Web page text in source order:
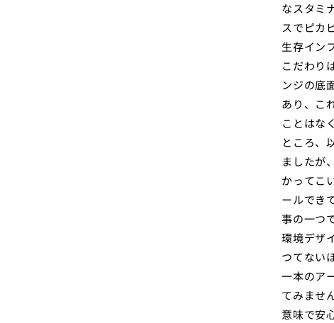
なスタミ
スでピカ
生存イン
こだわり
ンジの底
あり、こ
ことはな
ところ、
ましたが
かってこ
ールでき
事の一つ
環境デザ
つてない
一本のア
てみませ
意味で安